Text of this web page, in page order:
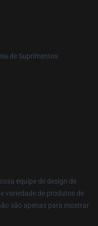
de Suprimentos
equipe de design de
variedade de produtos de
são apenas para mostrar